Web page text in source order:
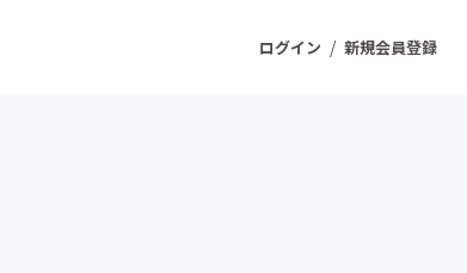
ログイン / 新規会員登録